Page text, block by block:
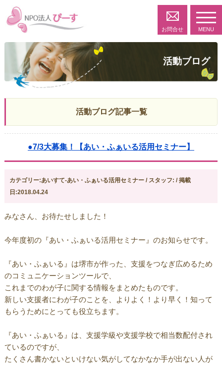
お問合せ MENU
活動ブログ
活動ブログ記事一覧
●7/3大募集！【あい・ふぁいる活用セミナー】
カテゴリー:あいすて-あい・ふぁいる活用セミナー / スタッフ: / 掲載
日:2018.04.24
みなさん、お待たせしました！
今年度初の『あい・ふぁいる活用セミナー』のお知らせです。
『あい・ふぁいる』は堺市が作った、支援をつなぎ広めるため
のコミュニケーションツールで、
これまでのわが子に関する情報をまとめたものです。
新しい支援者にわが子のことを、よりよく！より早く！知って
もらうためにとっても役立ちます。
『あい・ふぁいる』は、支援学級や支援学校で相当数配付され
ているのですが、
たくさん書かないといけない気がしてなかなか手が出ない人が